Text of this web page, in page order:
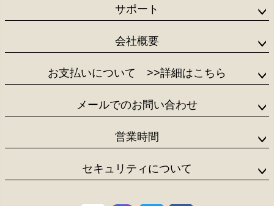
サポート
会社概要
お支払いについて >>詳細はこちら
メールでのお問い合わせ
営業時間
セキュリティについて